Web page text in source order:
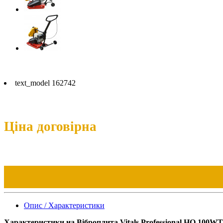
text_model 162742
Ціна договірна
Опис / Характеристики